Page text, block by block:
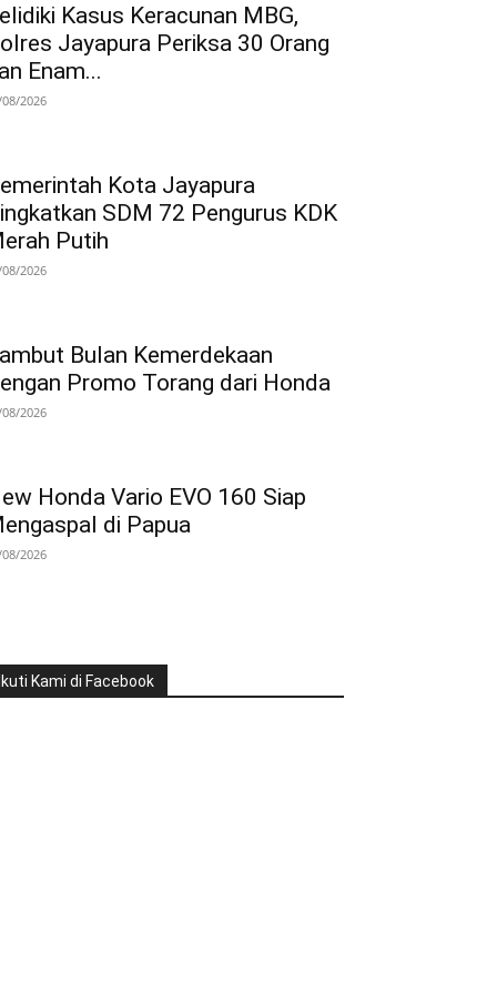
Kasus Keracunan MBG,
Jayapura Periksa 30 Orang
Enam...
2026
Kota Jayapura
SDM 72 Pengurus KDK
Putih
2026
Bulan Kemerdekaan
Promo Torang dari Honda
2026
Honda Vario EVO 160 Siap
di Papua
2026
Ikuti Kami di Facebook